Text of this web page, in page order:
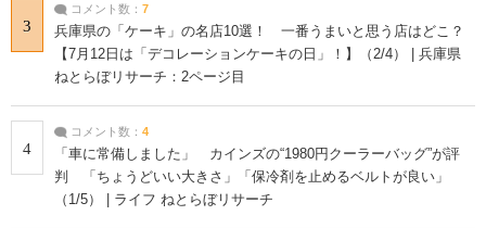
3
コメント数： 7
兵庫県の「ケーキ」の名店10選！ 一番うまいと思う店はどこ？
【7月12日は「デコレーションケーキの日」！】（2/4） | 兵庫県
ねとらぼリサーチ：2ページ目
4
コメント数： 4
「車に常備しました」 カインズの“1980円クーラーバッグ”が評
判 「ちょうどいい大きさ」「保冷剤を止めるベルトが良い」
（1/5） | ライフ ねとらぼリサーチ